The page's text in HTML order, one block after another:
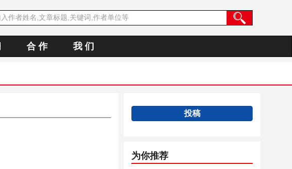
合 作 我 们
投稿
为你推荐